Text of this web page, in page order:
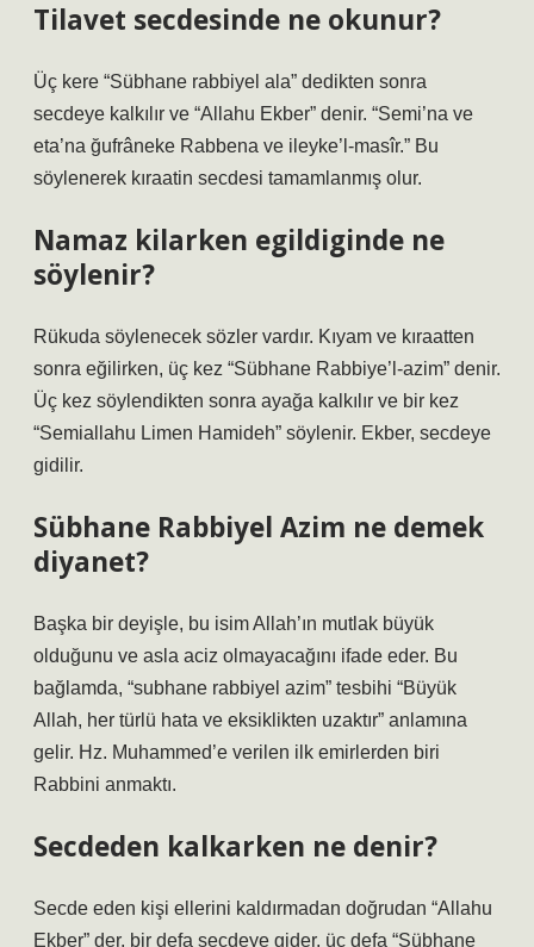
Tilavet secdesinde ne okunur?
Üç kere “Sübhane rabbiyel ala” dedikten sonra
secdeye kalkılır ve “Allahu Ekber” denir. “Semi’na ve
eta’na ğufrâneke Rabbena ve ileyke’l-masîr.” Bu
söylenerek kıraatin secdesi tamamlanmış olur.
Namaz kilarken egildiginde ne
söylenir?
Rükuda söylenecek sözler vardır. Kıyam ve kıraatten
sonra eğilirken, üç kez “Sübhane Rabbiye’l-azim” denir.
Üç kez söylendikten sonra ayağa kalkılır ve bir kez
“Semiallahu Limen Hamideh” söylenir. Ekber, secdeye
gidilir.
Sübhane Rabbiyel Azim ne demek
diyanet?
Başka bir deyişle, bu isim Allah’ın mutlak büyük
olduğunu ve asla aciz olmayacağını ifade eder. Bu
bağlamda, “subhane rabbiyel azim” tesbihi “Büyük
Allah, her türlü hata ve eksiklikten uzaktır” anlamına
gelir. Hz. Muhammed’e verilen ilk emirlerden biri
Rabbini anmaktı.
Secdeden kalkarken ne denir?
Secde eden kişi ellerini kaldırmadan doğrudan “Allahu
Ekber” der, bir defa secdeye gider, üç defa “Sübhane